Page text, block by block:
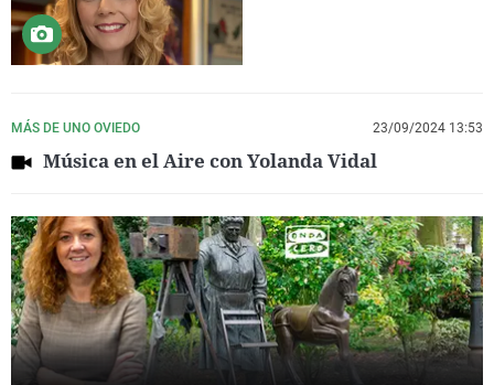
MÁS DE UNO OVIEDO 23/09/2024 13:53
Música en el Aire con Yolanda Vidal